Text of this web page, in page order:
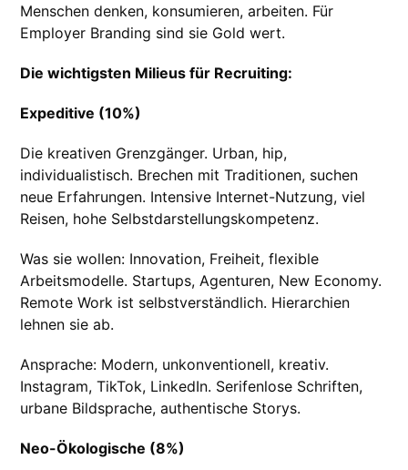
Menschen denken, konsumieren, arbeiten. Für
Employer Branding sind sie Gold wert.
Die wichtigsten Milieus für Recruiting:
Expeditive (10%)
Die kreativen Grenzgänger. Urban, hip,
individualistisch. Brechen mit Traditionen, suchen
neue Erfahrungen. Intensive Internet-Nutzung, viel
Reisen, hohe Selbstdarstellungskompetenz.
Was sie wollen: Innovation, Freiheit, flexible
Arbeitsmodelle. Startups, Agenturen, New Economy.
Remote Work ist selbstverständlich. Hierarchien
lehnen sie ab.
Ansprache: Modern, unkonventionell, kreativ.
Instagram, TikTok, LinkedIn. Serifenlose Schriften,
urbane Bildsprache, authentische Storys.
Neo-Ökologische (8%)